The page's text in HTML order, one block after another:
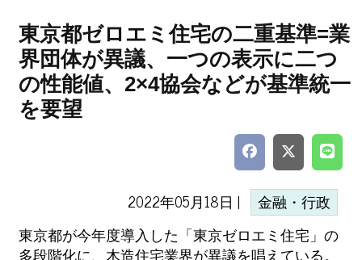
東京都ゼロエミ住宅の二重基準=業
界団体が異議、一つの表示に二つ
の性能値、2×4協会などが基準統一
を要望
2022年05月18日 | 金融・行政
東京都が今年度導入した「東京ゼロエミ住宅」の
多段階化に、木造住宅業界が異議を唱えている。